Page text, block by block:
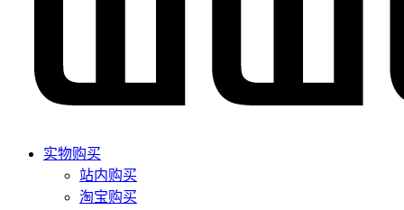
实物购买
站内购买
淘宝购买